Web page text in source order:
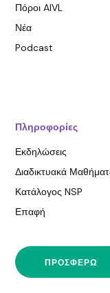
Πόροι AIVL
Νέα
Podcast
Πληροφορίες
Εκδηλώσεις
Διαδικτυακά
Κατάλογος NSP
Επαφή
ΠΡΟΣΦΈΡΩ